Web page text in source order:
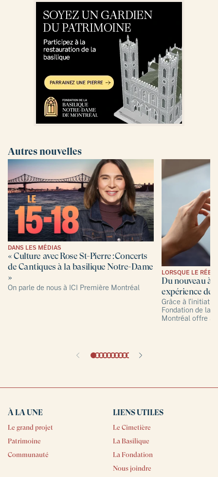
Autres nouvelles
DANS LES MÉDIAS
« Culture avec Rose St-Pierre : Concerts
de Cantiques à la basilique Notre-Dame
»
On parle de nous à ICI Première Montréal
LORSQUE LE RÉEL
Du nouveau à
expérience de
Grâce à
Fondation de la
Montréal offre
À LA UNE
Le grand projet
Patrimoine
Communauté
LIENS UTILES
Le Cimetière
La Basilique
La Fondation
Nous joindre